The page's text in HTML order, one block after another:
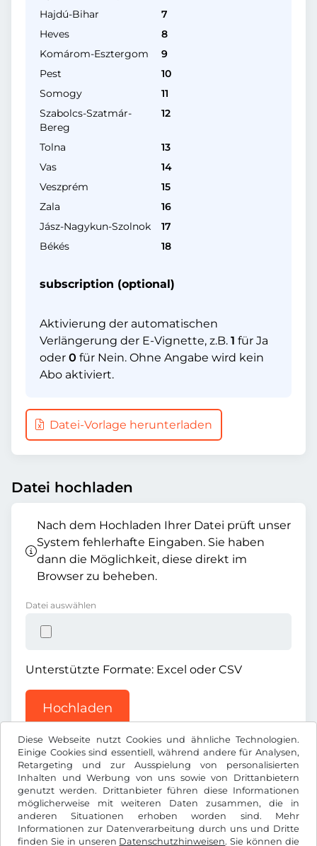
Diese Webseite nutzt Cookies und ähnliche Technologien.
Einige Cookies sind essentiell, während andere für Analysen,
Retargeting und zur Ausspielung von personalisierten
Inhalten und Werbung von uns sowie von Drittanbietern
genutzt werden. Drittanbieter führen diese Informationen
möglicherweise mit weiteren Daten zusammen, die in
anderen Situationen erhoben worden sind. Mehr
Informationen zur Datenverarbeitung durch uns und Dritte
finden Sie in unseren Datenschutzhinweisen. Sie können die
Hajdú-Bihar
7
Heves
8
Komárom-Esztergom
9
Pest
10
Somogy
11
Szabolcs-Szatmár-
Bereg
12
Tolna
13
Vas
14
Veszprém
15
Zala
16
Jász-Nagykun-Szolnok
17
Békés
18
subscription (optional)
Aktivierung der automatischen
Verlängerung der E-Vignette, z.B. 1 für Ja
oder 0 für Nein. Ohne Angabe wird kein
Abo aktiviert.
Datei-Vorlage herunterladen
Datei hochladen
Nach dem Hochladen Ihrer Datei prüft unser
System fehlerhafte Eingaben. Sie haben
dann die Möglichkeit, diese direkt im
Browser zu beheben.
Datei auswählen
Unterstützte Formate: Excel oder CSV
Hochladen
€EUR